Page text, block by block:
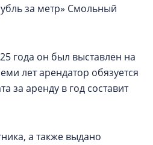
за метр» Смольный
года он был выставлен на
лет арендатор обязуется
за аренду в год составит
а также выдано